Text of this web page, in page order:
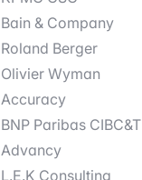
Bain & Company
Roland Berger
Olivier Wyman
Accuracy
BNP Paribas CIBC&T
Advancy
L.E.K Consulting